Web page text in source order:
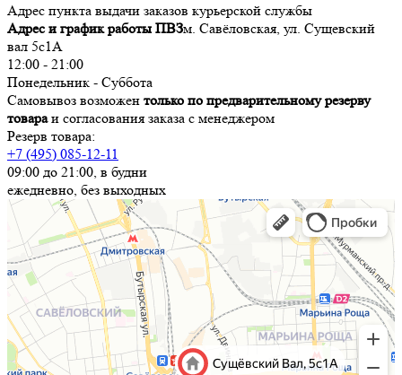
Адрес пункта выдачи заказов курьерской службы
Адрес и график работы ПВЗм. Савёловская, ул. Сущевский
вал 5с1А
12:00 - 21:00
Понедельник - Суббота
Самовывоз возможен только по предварительному резерву
товараи согласования заказа с менеджером
Резерв товара:
+7 (495) 085-12-11
09:00 до 21:00, в будни
ежедневно, без выходных